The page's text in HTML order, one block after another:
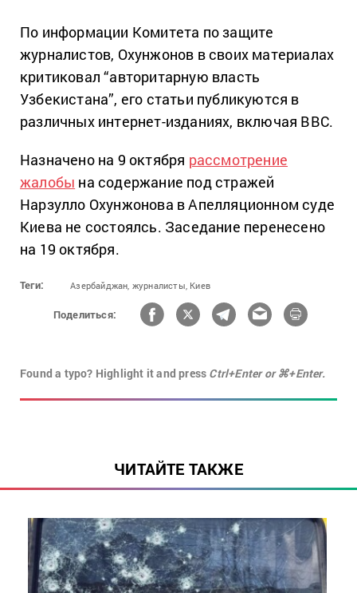
По информации Комитета по защите
журналистов, Охунжонов в своих материалах
критиковал “авторитарную власть
Узбекистана”, его статьи публикуются в
различных интернет-изданиях, включая BBC.
Назначено на 9 октября рассмотрение
жалобы на содержание под стражей
Нарзулло Охунжонова в Апелляционном суде
Киева не состоялсь. Заседание перенесено
на 19 октября.
Теги: Азербайджан, журналисты, Киев
Поделиться:
Found a typo? Highlight it and press Ctrl+Enter or ⌘+Enter.
ЧИТАЙТЕ ТАКЖЕ